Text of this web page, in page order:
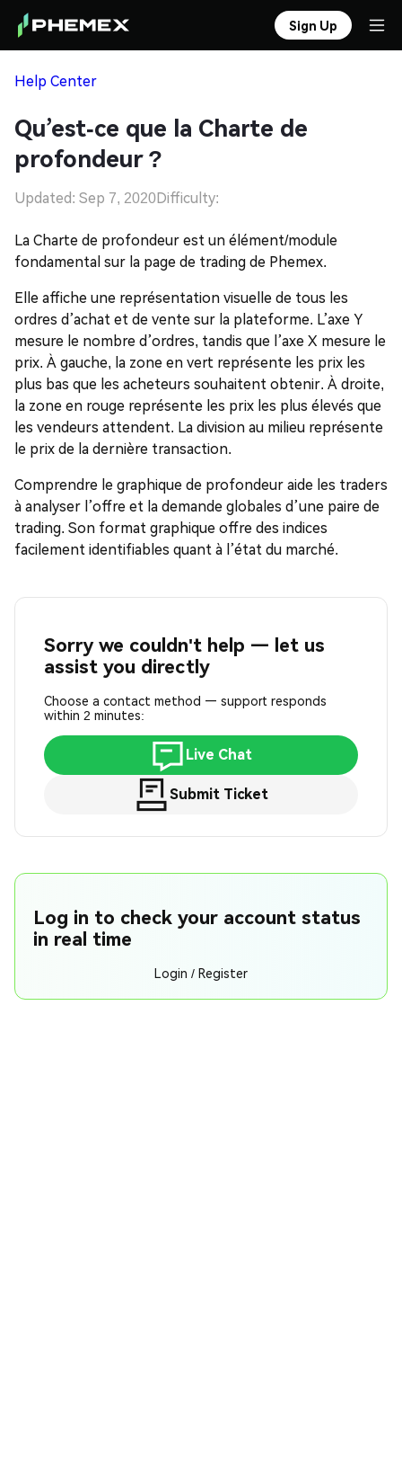
Sign Up
Help Center
Qu’est-ce que la Charte de
profondeur ?
Updated: Sep 7, 2020Difficulty:
La Charte de profondeur est un élément/module
fondamental sur la page de trading de Phemex.
Elle affiche une représentation visuelle de tous les
ordres d’achat et de vente sur la plateforme. L’axe Y
mesure le nombre d’ordres, tandis que l’axe X mesure le
prix. À gauche, la zone en vert représente les prix les
plus bas que les acheteurs souhaitent obtenir. À droite,
la zone en rouge représente les prix les plus élevés que
les vendeurs attendent. La division au milieu représente
le prix de la dernière transaction.
Comprendre le graphique de profondeur aide les traders
à analyser l’offre et la demande globales d’une paire de
trading. Son format graphique offre des indices
facilement identifiables quant à l’état du marché.
Sorry we couldn't help — let us
assist you directly
Choose a contact method — support responds
within 2 minutes:
Live Chat
Submit Ticket
Log in to check your account status
in real time
Login / Register